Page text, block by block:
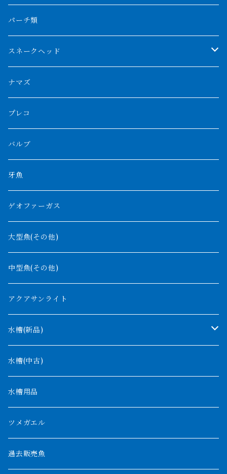
フルゴールデンクロスバック
ブルーベースクロスバック
BILLY-KENオリジナルブランド紅龍
チョッパーレッド
ブルレッド
その他アジアアロワナ
特殊個体
紅龍
バンジャール
シルバーアロワナ
ブラックアロワナ
ノーザンバラムンディ
その他アロワナ
フォークバンド
メニーバータイガー
ニューギニアダトニオ
ショート個体
エンドリケリー
ギニア
ナイジェリア
ナイルビチャー
ナポレオンビチャー
バロ川
ビキールビキール
トゥルカナ湖
オモ川
タンガニーカビチャー
アンソルギー
コウロントン
ラプラディ
ギニア
ナイジェリア
コンギクス
オルナティピンニス
コンゴ
タンガニーカ
ウィークシー
モケレンベンベ
デルヘッジ
ザイールグリーン
パルマス
ポーリー
セネガルス
クロコダイル
その他淡水エイ
その他肺魚
パーチ類
スネークヘッド
チャンナバルカ
大型スネークヘッド
中型スネークヘッド
小型スネークヘッド
ナマズ
プレコ
バルブ
牙魚
ゲオファーガス
大型魚(その他)
中型魚(その他)
アクアサンライト
水槽(新品)
1200mm以下
1500mm
1800mm
2000mm以上
水槽(中古)
水槽用品
ツメガエル
過去販売魚